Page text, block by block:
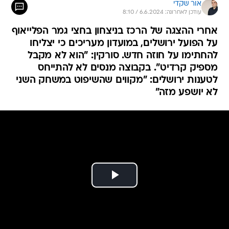
אור שקדי
עודכן לאחרונה: 6.6.2024 / 8:10
אחרי ההצגה של הרכז בניצחון בחצי גמר הפלייאוף
על הפועל ירושלים, במועדון מעריכים כי יצליחו
להחתימו על חוזה חדש. סורקין: "הוא לא מקבל
מספיק קרדיט". בקבוצה מנסים לא להתייחס
לטענות ירושלים: "מקווים שהשיפוט במשחק השני
לא יושפע מזה"